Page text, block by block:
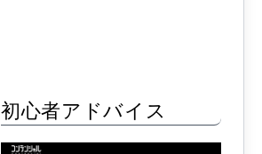
初心者アドバイス